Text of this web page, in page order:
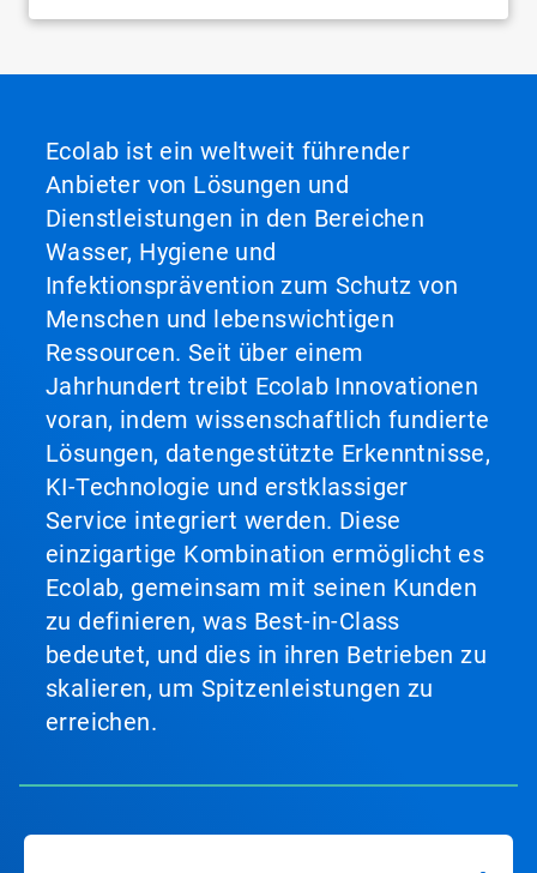
Ecolab ist ein weltweit führender
Anbieter von Lösungen und
Dienstleistungen in den Bereichen
Wasser, Hygiene und
Infektionsprävention zum Schutz von
Menschen und lebenswichtigen
Ressourcen. Seit über einem
Jahrhundert treibt Ecolab Innovationen
voran, indem wissenschaftlich fundierte
Lösungen, datengestützte Erkenntnisse,
KI-Technologie und erstklassiger
Service integriert werden. Diese
einzigartige Kombination ermöglicht es
Ecolab, gemeinsam mit seinen Kunden
zu definieren, was Best-in-Class
bedeutet, und dies in ihren Betrieben zu
skalieren, um Spitzenleistungen zu
erreichen.